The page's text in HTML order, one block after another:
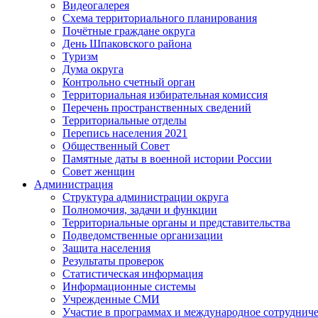
Видеогалерея
Схема территориального планирования
Почётные граждане округа
День Шпаковского района
Туризм
Дума округа
Контрольно счетный орган
Территориальная избирательная комиссия
Перечень пространственных сведений
Территориальные отделы
Перепись населения 2021
Общественный Совет
Памятные даты в военной истории России
Совет женщин
Администрация
Структура администрации округа
Полномочия, задачи и функции
Территориальные органы и представительства
Подведомственные организации
Защита населения
Результаты проверок
Статистическая информация
Информационные системы
Учрежденные СМИ
Участие в программах и международное